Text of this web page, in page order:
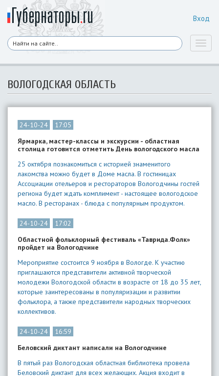
Вход
ВОЛОГОДСКАЯ ОБЛАСТЬ
24-10-24
17:05
Ярмарка, мастер-классы и экскурсии - областная
столица готовится отметить День вологодского масла
25 октября познакомиться с историей знаменитого
лакомства можно будет в Доме масла. В гостиницах
Ассоциации отельеров и рестораторов Вологодчины гостей
региона будет ждать комплимент - настоящее вологодское
масло. В ресторанах - блюда с популярным продуктом.
24-10-24
17:02
Областной фольклорный фестиваль «Таврида.Фолк»
пройдет на Вологодчине
Мероприятие состоится 9 ноября в Вологде. К участию
приглашаются представители активной творческой
молодежи Вологодской области в возрасте от 18 до 35 лет,
которые заинтересованы в популяризации и развитии
фольклора, а также представители народных творческих
коллективов.
24-10-24
16:59
Беловский диктант написали на Вологодчине
В пятый раз Вологодская областная библиотека провела
Беловский диктант для всех желающих. Акция входит в